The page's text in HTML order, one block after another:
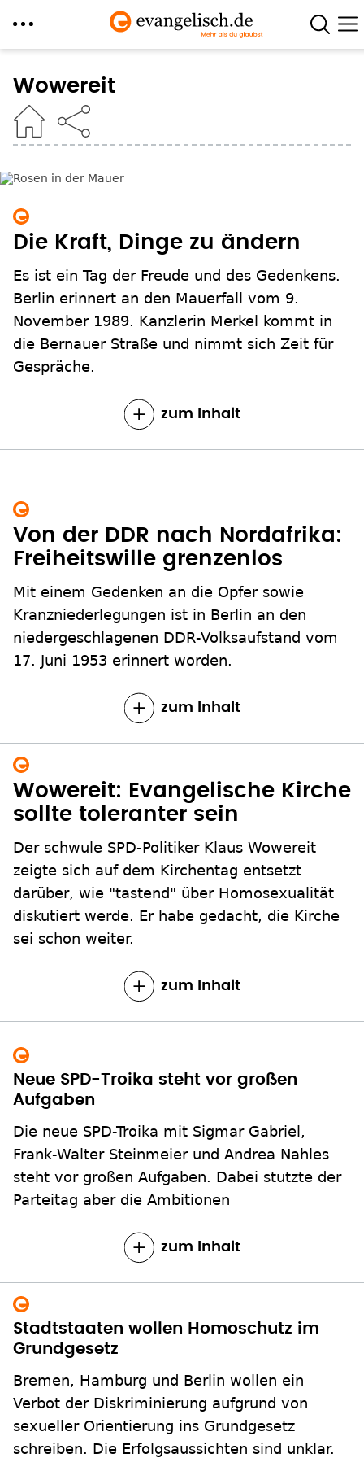
zum
Inhalt
Wowereit
Die Kraft, Dinge zu ändern
Es ist ein Tag der Freude und des Gedenkens.
Berlin erinnert an den Mauerfall vom 9.
November 1989. Kanzlerin Merkel kommt in
die Bernauer Straße und nimmt sich Zeit für
Gespräche.
zum Inhalt
Von der DDR nach Nordafrika:
Freiheitswille grenzenlos
Mit einem Gedenken an die Opfer sowie
Kranzniederlegungen ist in Berlin an den
niedergeschlagenen DDR-Volksaufstand vom
17. Juni 1953 erinnert worden.
zum Inhalt
Wowereit: Evangelische Kirche
sollte toleranter sein
Der schwule SPD-Politiker Klaus Wowereit
zeigte sich auf dem Kirchentag entsetzt
darüber, wie "tastend" über Homosexualität
diskutiert werde. Er habe gedacht, die Kirche
sei schon weiter.
zum Inhalt
Neue SPD-Troika steht vor großen
Aufgaben
Die neue SPD-Troika mit Sigmar Gabriel,
Frank-Walter Steinmeier und Andrea Nahles
steht vor großen Aufgaben. Dabei stutzte der
Parteitag aber die Ambitionen
zum Inhalt
Stadtstaaten wollen Homoschutz im
Grundgesetz
Bremen, Hamburg und Berlin wollen ein
Verbot der Diskriminierung aufgrund von
sexueller Orientierung ins Grundgesetz
schreiben. Die Erfolgsaussichten sind unklar.